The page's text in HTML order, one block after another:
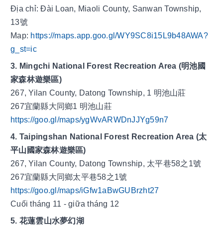
Địa chỉ: Đài Loan, Miaoli County, Sanwan Township,
13號
Map: https://maps.app.goo.gl/WY9SC8i15L9b48AWA?
g_st=ic
3. Mingchi National Forest Recreation Area (明池國
家森林遊樂區)
267, Yilan County, Datong Township, 1 明池山莊
267宜蘭縣大同鄉1 明池山莊
https://goo.gl/maps/ygWvARWDnJJYg59n7
4. Taipingshan National Forest Recreation Area (太
平山國家森林遊樂區)
267, Yilan County, Datong Township, 太平巷58之1號
267宜蘭縣大同鄉太平巷58之1號
https://goo.gl/maps/iGfw1aBwGUBrzht27
Cuối tháng 11 - giữa tháng 12
5. 花蓮雲山水夢幻湖